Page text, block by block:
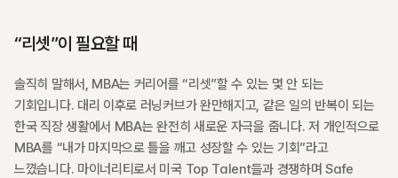
“리셋”이 필요할 때
솔직히 말해서, MBA는 커리어를 “리셋”할 수 있는 몇 안 되는
기회입니다. 대리 이후로 러닝커브가 완만해지고, 같은 일의 반복이 되는
한국 직장 생활에서 MBA는 완전히 새로운 자극을 줍니다. 저 개인적으로
MBA를 “내가 마지막으로 틀을 깨고 성장할 수 있는 기회”라고
느꼈습니다. 마이너리티로서 미국 Top Talent들과 경쟁하며 Safe